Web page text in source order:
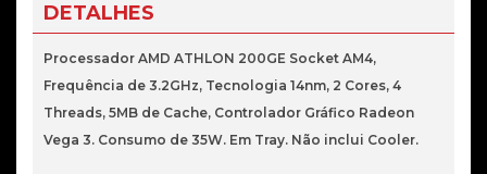
5MB
2C4T
35W
VEGA3
Tray
DETALHES
Processador AMD ATHLON 200GE Socket AM4,
Frequência de 3.2GHz, Tecnologia 14nm, 2 Cores, 4
Threads, 5MB de Cache, Controlador Gráfico Radeon
Vega 3. Consumo de 35W. Em Tray. Não inclui Cooler.